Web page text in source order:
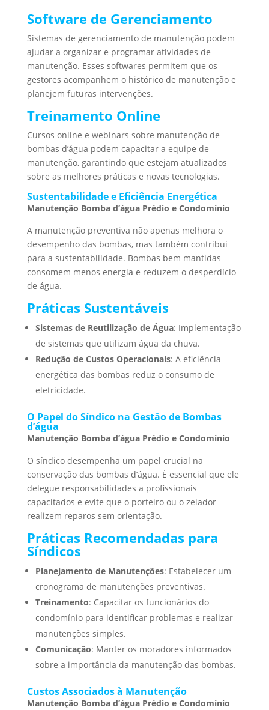
Software de Gerenciamento
Sistemas de gerenciamento de manutenção podem
ajudar a organizar e programar atividades de
manutenção. Esses softwares permitem que os
gestores acompanhem o histórico de manutenção e
planejem futuras intervenções.
Treinamento Online
Cursos online e webinars sobre manutenção de
bombas d’água podem capacitar a equipe de
manutenção, garantindo que estejam atualizados
sobre as melhores práticas e novas tecnologias.
Sustentabilidade e Eficiência Energética
Manutenção Bomba d’água Prédio e Condomínio
A manutenção preventiva não apenas melhora o
desempenho das bombas, mas também contribui
para a sustentabilidade. Bombas bem mantidas
consomem menos energia e reduzem o desperdício
de água.
Práticas Sustentáveis
Sistemas de Reutilização de Água: Implementação
de sistemas que utilizam água da chuva.
Redução de Custos Operacionais: A eficiência
energética das bombas reduz o consumo de
eletricidade.
O Papel do Síndico na Gestão de Bombas
d’água
Manutenção Bomba d’água Prédio e Condomínio
O síndico desempenha um papel crucial na
conservação das bombas d’água. É essencial que ele
delegue responsabilidades a profissionais
capacitados e evite que o porteiro ou o zelador
realizem reparos sem orientação.
Práticas Recomendadas para
Síndicos
Planejamento de Manutenções: Estabelecer um
cronograma de manutenções preventivas.
Treinamento: Capacitar os funcionários do
condomínio para identificar problemas e realizar
manutenções simples.
Comunicação: Manter os moradores informados
sobre a importância da manutenção das bombas.
Custos Associados à Manutenção
Manutenção Bomba d’água Prédio e Condomínio